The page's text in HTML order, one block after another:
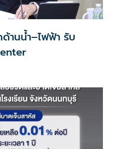
านน้ำ–ไฟฟ้า รับ